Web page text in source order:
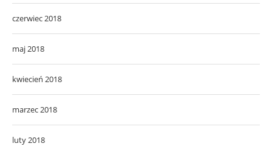
czerwiec 2018
maj 2018
kwiecień 2018
marzec 2018
luty 2018